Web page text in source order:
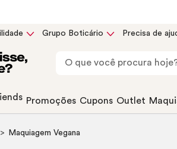
Grupo Boticário Precisa de
Promoções Cupons Outlet
Maquiagem Vegana